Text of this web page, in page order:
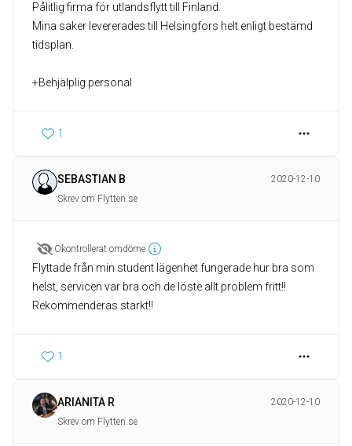
Pålitlig firma för utlandsflytt till Finland.
Mina saker levererades till Helsingfors helt enligt bestämd
tidsplan.
+Behjälplig personal
1
SEBASTIAN B
2020-12-10
Skrev om Flytten.se
Okontrollerat omdöme
Flyttade från min student lägenhet fungerade hur bra som
helst, servicen var bra och de löste allt problem fritt!!
Rekommenderas starkt!!
1
ARIANITA R
2020-12-10
Skrev om Flytten.se